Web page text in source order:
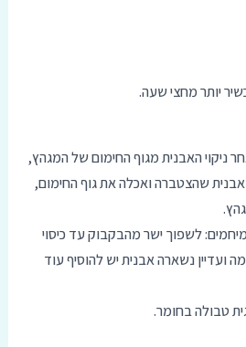
יותר מחצי שעה.
ניקוי האבנית מגוף החימום של המגהץ,
שהצטברה ואכלה את גוף החימום,
לשפוך ישר מהבקבוק עד כיסוי
ועדיין נשארה אבנית יש להוסיף עוד
טבולה בחומר.